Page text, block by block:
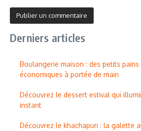
Derniers articles
Boulangerie maison : des petits
économiques à portée de main
Découvrez le dessert estival qui
instant
Découvrez le khachapuri : la galette